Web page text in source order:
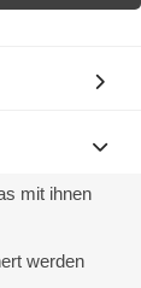
mit ihnen
werden